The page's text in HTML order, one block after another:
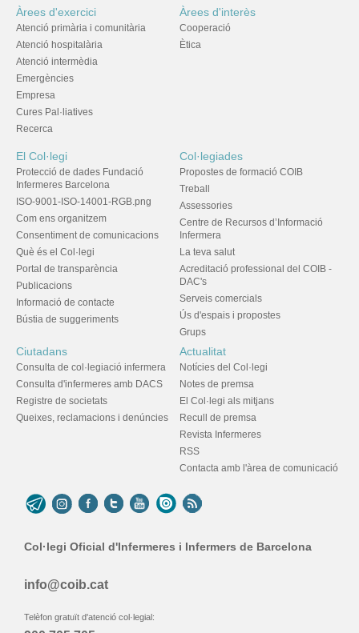
Àrees d'exercici
Atenció primària i comunitària
Atenció hospitalària
Atenció intermèdia
Emergències
Empresa
Cures Pal·liatives
Recerca
Àrees d'interès
Cooperació
Ètica
El Col·legi
Protecció de dades Fundació
Infermeres Barcelona
ISO-9001-ISO-14001-RGB.png
Com ens organitzem
Consentiment de comunicacions
Què és el Col·legi
Portal de transparència
Publicacions
Informació de contacte
Bústia de suggeriments
Col·legiades
Propostes de formació COIB
Treball
Assessories
Centre de Recursos d’Informació
Infermera
La teva salut
Acreditació professional del COIB -
DAC's
Serveis comercials
Ús d'espais i propostes
Grups
Ciutadans
Consulta de col·legiació infermera
Consulta d'infermeres amb DACS
Registre de societats
Queixes, reclamacions i denúncies
Actualitat
Notícies del Col·legi
Notes de premsa
El Col·legi als mitjans
Recull de premsa
Revista Infermeres
RSS
Contacta amb l'àrea de comunicació
Col·legi Oficial d'Infermeres i Infermers de Barcelona
info@coib.cat
Telèfon gratuït d'atenció col·legial: